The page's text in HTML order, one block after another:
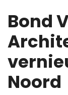
Bond
Noord